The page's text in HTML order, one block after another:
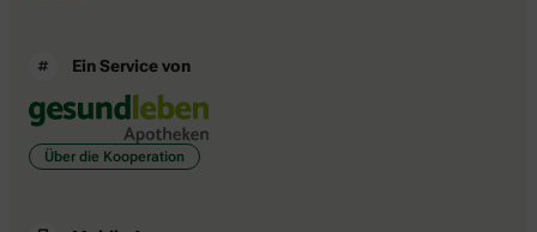
Ein Service von
Über die Kooperation